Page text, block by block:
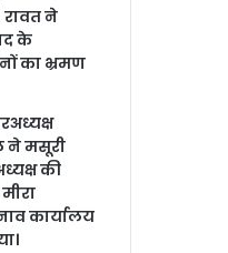
रावत ने
के
का भ्रमण
ने मसूरी
की
कार्यालय